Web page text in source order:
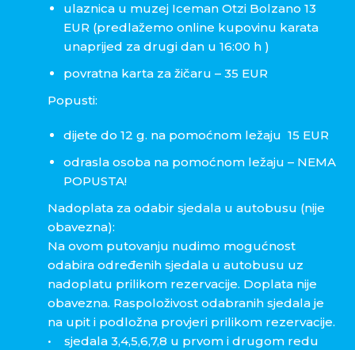
ulaznica u muzej Iceman Otzi Bolzano 13
EUR (predlažemo online kupovinu karata
unaprijed za drugi dan u 16:00 h )
povratna karta za žičaru – 35 EUR
Popusti:
dijete do 12 g. na pomoćnom ležaju 15 EUR
odrasla osoba na pomoćnom ležaju – NEMA
POPUSTA!
Nadoplata za odabir sjedala u autobusu (nije
obavezna):
Na ovom putovanju nudimo mogućnost
odabira određenih sjedala u autobusu uz
nadoplatu prilikom rezervacije. Doplata nije
obavezna. Raspoloživost odabranih sjedala je
na upit i podložna provjeri prilikom rezervacije.
• sjedala 3,4,5,6,7,8 u prvom i drugom redu